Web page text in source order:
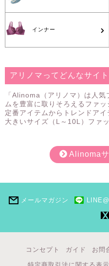
インナー
アリノマってどんなサイト
「Alinoma（アリノマ）は人
ムを豊富に取りそろえるファッ
定番アイテムからトレンドア
大きいサイズ（L～10L）ファ
Alinomaサ
メールマガジン LINE@
コンセプト ガイド お問